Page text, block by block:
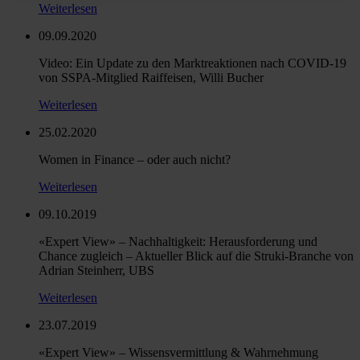
Weiterlesen
09.09.2020
Video: Ein Update zu den Marktreaktionen nach COVID-19
von SSPA-Mitglied Raiffeisen, Willi Bucher
Weiterlesen
25.02.2020
Women in Finance – oder auch nicht?
Weiterlesen
09.10.2019
«Expert View» – Nachhaltigkeit: Herausforderung und
Chance zugleich – Aktueller Blick auf die Struki-Branche von
Adrian Steinherr, UBS
Weiterlesen
23.07.2019
«Expert View» – Wissensvermittlung & Wahrnehmung